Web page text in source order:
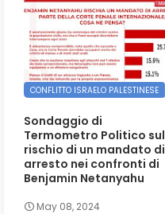
CONFLITTO ISRAELO PALESTINESE
Sondaggio di
Termometro Politico sul
rischio di un mandato di
arresto nei confronti di
Benjamin Netanyahu
May 08, 2024